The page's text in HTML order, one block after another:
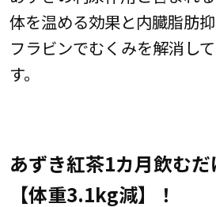
体を温める効果と内臓脂肪
フラビンでむくみを解消し
す。
あずき紅茶1カ月飲む
【体重3.1kg減】！